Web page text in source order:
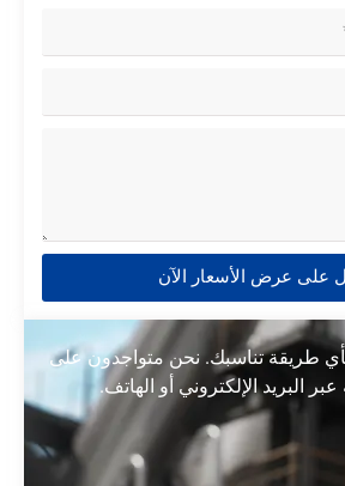
على عرض الأسعار الآن
بأي طريقة تناسبك. نحن متواجدون على
البريد الإلكتروني أو الهاتف.